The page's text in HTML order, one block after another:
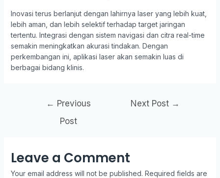
Inovasi terus berlanjut dengan lahirnya laser yang lebih kuat,
lebih aman, dan lebih selektif terhadap target jaringan
tertentu. Integrasi dengan sistem navigasi dan citra real-time
semakin meningkatkan akurasi tindakan. Dengan
perkembangan ini, aplikasi laser akan semakin luas di
berbagai bidang klinis.
navigation
← Previous
Post
Next Post →
Leave a Comment
Your email address will not be published. Required fields are